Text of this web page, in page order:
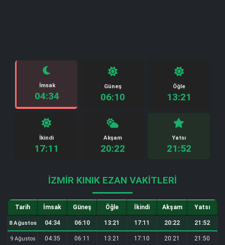
İmsak
04:34
Güneş
06:10
Öğle
13:21
İkindi
17:11
Akşam
20:22
Yatsı
21:52
İZMIR KINIK EZAN VAKITLERI
Tarih İmsak Güneş Öğle İkindi Akşam Yatsı
8 Ağustos 04:34 06:10 13:21 17:11 20:22 21:52
9 Ağustos 04:35 06:11 13:21 17:10 20:21 21:50